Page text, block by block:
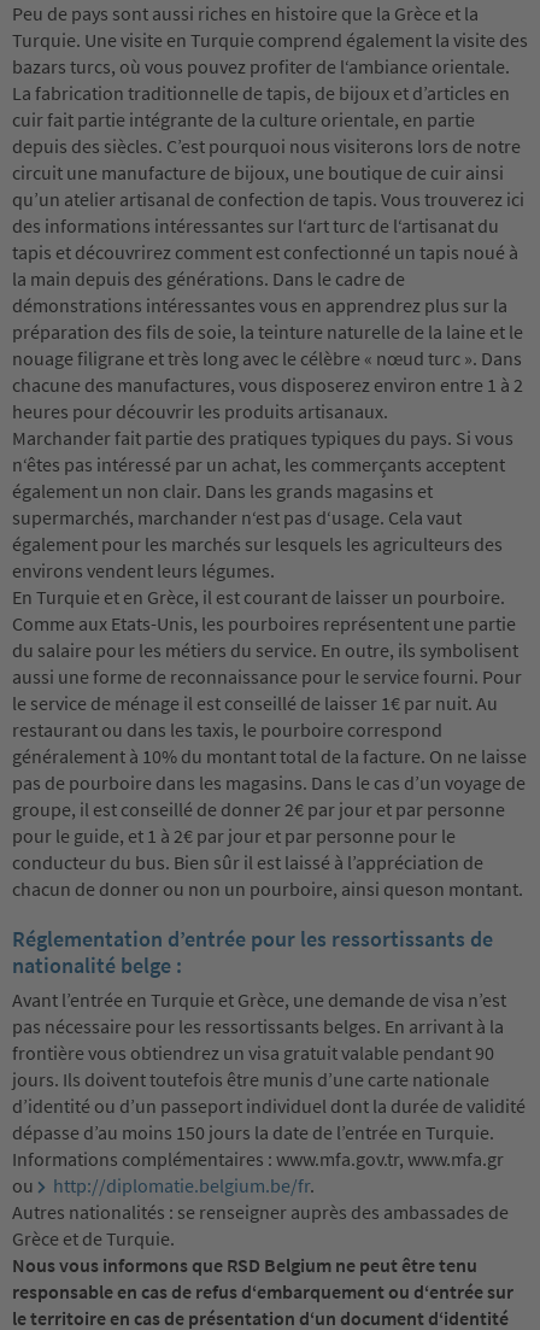
Peu de pays sont aussi riches en histoire que la Grèce et la
Turquie. Une visite en Turquie comprend également la visite des
bazars turcs, où vous pouvez profiter de l‘ambiance orientale.
La fabrication traditionnelle de tapis, de bijoux et d’articles en
cuir fait partie intégrante de la culture orientale, en partie
depuis des siècles. C’est pourquoi nous visiterons lors de notre
circuit une manufacture de bijoux, une boutique de cuir ainsi
qu’un atelier artisanal de confection de tapis. Vous trouverez ici
des informations intéressantes sur l‘art turc de l‘artisanat du
tapis et découvrirez comment est confectionné un tapis noué à
la main depuis des générations. Dans le cadre de
démonstrations intéressantes vous en apprendrez plus sur la
préparation des fils de soie, la teinture naturelle de la laine et le
nouage filigrane et très long avec le célèbre « nœud turc ». Dans
chacune des manufactures, vous disposerez environ entre 1 à 2
heures pour découvrir les produits artisanaux.
Marchander fait partie des pratiques typiques du pays. Si vous
n‘êtes pas intéressé par un achat, les commerçants acceptent
également un non clair. Dans les grands magasins et
supermarchés, marchander n‘est pas d‘usage. Cela vaut
également pour les marchés sur lesquels les agriculteurs des
environs vendent leurs légumes.
En Turquie et en Grèce, il est courant de laisser un pourboire.
Comme aux Etats-Unis, les pourboires représentent une partie
du salaire pour les métiers du service. En outre, ils symbolisent
aussi une forme de reconnaissance pour le service fourni. Pour
le service de ménage il est conseillé de laisser 1€ par nuit. Au
restaurant ou dans les taxis, le pourboire correspond
généralement à 10% du montant total de la facture. On ne laisse
pas de pourboire dans les magasins. Dans le cas d’un voyage de
groupe, il est conseillé de donner 2€ par jour et par personne
pour le guide, et 1 à 2€ par jour et par personne pour le
conducteur du bus. Bien sûr il est laissé à l’appréciation de
chacun de donner ou non un pourboire, ainsi queson montant.
Réglementation d’entrée pour les ressortissants de
nationalité belge :
Avant l’entrée en Turquie et Grèce, une demande de visa n’est
pas nécessaire pour les ressortissants belges. En arrivant à la
frontière vous obtiendrez un visa gratuit valable pendant 90
jours. Ils doivent toutefois être munis d’une carte nationale
d’identité ou d’un passeport individuel dont la durée de validité
dépasse d’au moins 150 jours la date de l’entrée en Turquie.
Informations complémentaires : www.mfa.gov.tr, www.mfa.gr
ou
http://diplomatie.belgium.be/fr.
Autres nationalités : se renseigner auprès des ambassades de
Grèce et de Turquie.
Nous vous informons que RSD Belgium ne peut être tenu
responsable en cas de refus d‘embarquement ou d‘entrée sur
le territoire en cas de présentation d‘un document d‘identité